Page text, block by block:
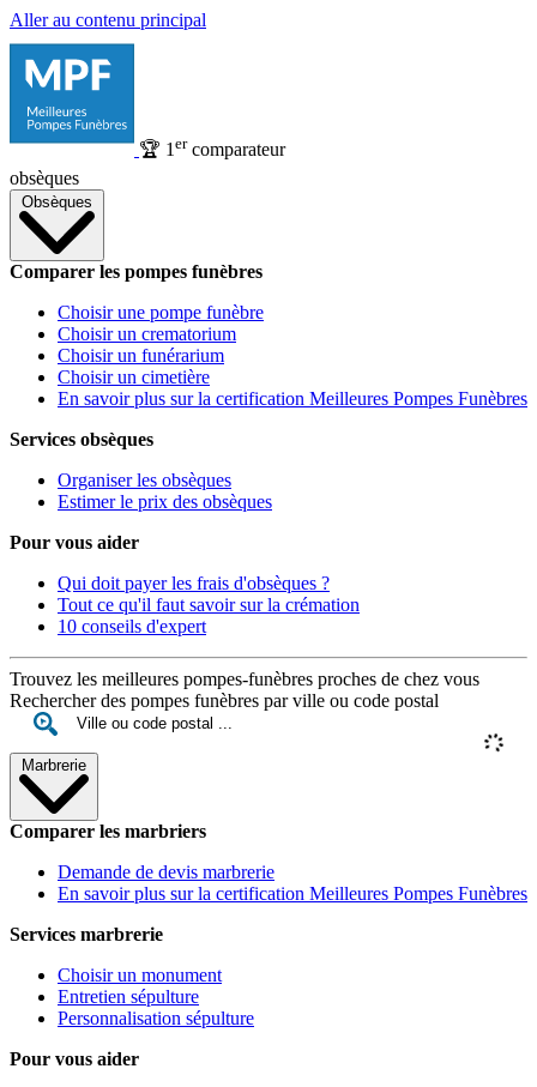
Aller au contenu principal
🏆 1 ercomparateur
obsèques
Obsèques
Comparer les pompes funèbres
Choisir une pompe funèbre
Choisir un crematorium
Choisir un funérarium
Choisir un cimetière
En savoir plus sur la certification Meilleures Pompes Funèbres
Services obsèques
Organiser les obsèques
Estimer le prix des obsèques
Pour vous aider
Qui doit payer les frais d'obsèques ?
Tout ce qu'il faut savoir sur la crémation
10 conseils d'expert
Trouvez les meilleures pompes-funèbres proches de chez vous
Rechercher des pompes funèbres par ville ou code postal
Marbrerie
Comparer les marbriers
Demande de devis marbrerie
En savoir plus sur la certification Meilleures Pompes Funèbres
Services marbrerie
Choisir un monument
Entretien sépulture
Personnalisation sépulture
Pour vous aider